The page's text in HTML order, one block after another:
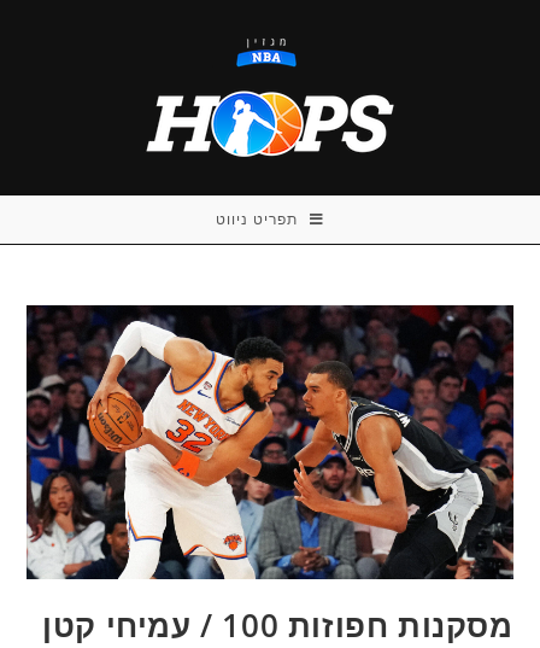
תפריט ניווט
מסקנות חפוזות 100 / עמיחי קטן